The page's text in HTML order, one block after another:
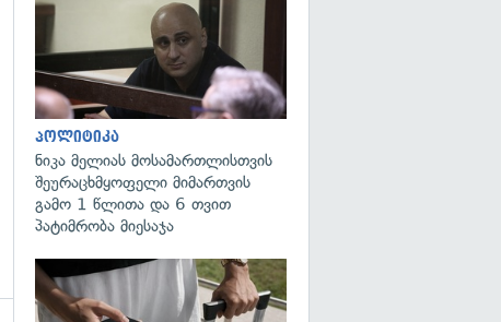
პოლიტიკა
ნიკა მელიას მოსამართლისთვის
შეურაცხმყოფელი მიმართვის
გამო 1 წლითა და 6 თვით
პატიმრობა მიესაჯა